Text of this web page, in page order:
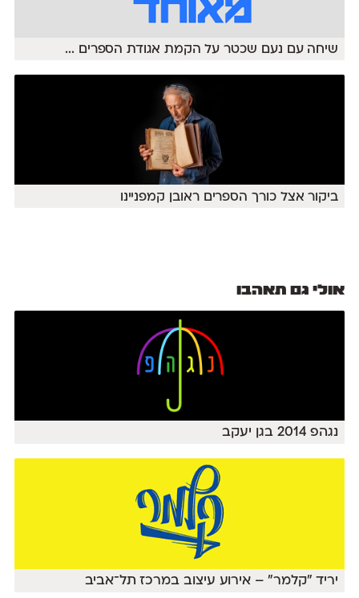
שיחה עם נעם שכטר על הקמת אגודת הספרים ...
ביקור אצל כורך הספרים ראובן קמפניינו
אולי גם תאהבו
נגהפ 2014 בגן יעקב
יריד "קלמר" – אירוע עיצוב במרכז תל־אביב